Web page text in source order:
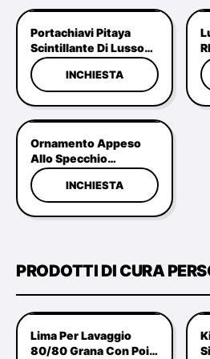
Portachiavi Pitaya
Scintillante Di Lusso
Con Strass, Ciondolo
Personalizzato Con
Drago Di Cristallo,
Vendita All'ingrosso
INCHIESTA
Ornamento Appeso
Allo Specchio
Retrovisore Per Gatto
Addormentato Con
Feltro D'ago Fatto A
Mano.
INCHIESTA
PRODOTTI DI CURA
Lima Per Lavaggio
80/80 Grana Con Pois